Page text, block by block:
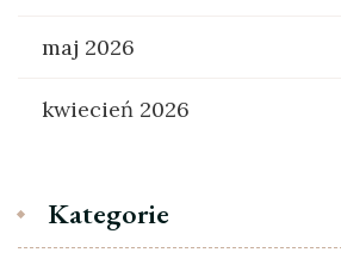
maj 2026
kwiecień 2026
Kategorie